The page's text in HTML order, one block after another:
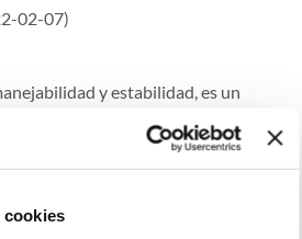
cookies
02-07)
y estabilidad, es un